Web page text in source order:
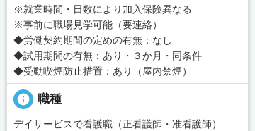
※就業時間・日数により加入保険異なる
※事前に職場見学可能（要連絡）
◆労働契約期間の定めの有無：なし
◆試用期間の有無：あり・３か月・同条件
◆受動喫煙防止措置：あり（屋内禁煙）
info 職種
デイサービスで看護職（正看護師・准看護師）